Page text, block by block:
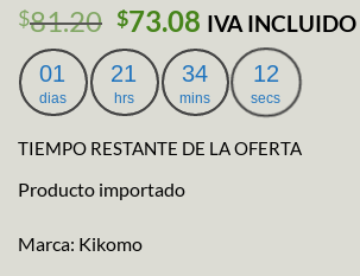
$81.20 El
precio
original
era:
$73.08 El
precio
actual
es:
IVA INCLUIDO
01
dias
21
hrs
34
mins
12
secs
TIEMPO RESTANTE DE LA OFERTA
Producto importado
Marca: Kikomo